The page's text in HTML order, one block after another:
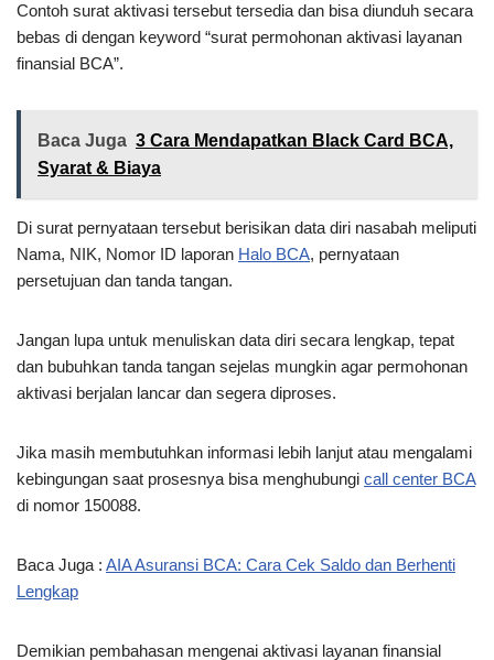
Contoh surat aktivasi tersebut tersedia dan bisa diunduh secara
bebas di dengan keyword “surat permohonan aktivasi layanan
finansial BCA”.
Baca Juga 3 Cara Mendapatkan Black Card BCA,
Syarat & Biaya
Di surat pernyataan tersebut berisikan data diri nasabah meliputi
Nama, NIK, Nomor ID laporan Halo BCA, pernyataan
persetujuan dan tanda tangan.
Jangan lupa untuk menuliskan data diri secara lengkap, tepat
dan bubuhkan tanda tangan sejelas mungkin agar permohonan
aktivasi berjalan lancar dan segera diproses.
Jika masih membutuhkan informasi lebih lanjut atau mengalami
kebingungan saat prosesnya bisa menghubungi call center BCA
di nomor 150088.
Baca Juga : AIA Asuransi BCA: Cara Cek Saldo dan Berhenti
Lengkap
Demikian pembahasan mengenai aktivasi layanan finansial